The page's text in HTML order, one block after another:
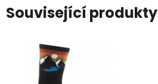
Související produkty